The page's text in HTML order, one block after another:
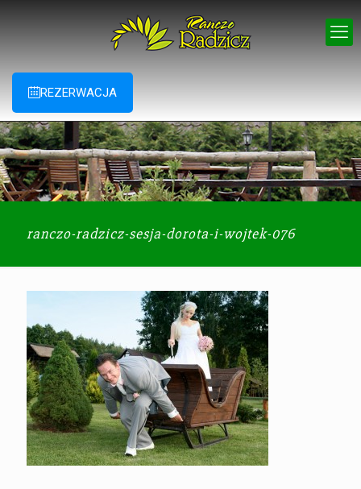
REZERWACJA
ranczo-radzicz-sesja-dorota-i-wojtek-076